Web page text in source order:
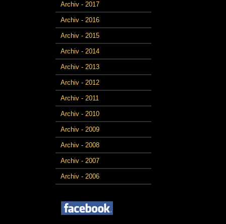
Archiv - 2017
Archiv - 2016
Archiv - 2015
Archiv - 2014
Archiv - 2013
Archiv - 2012
Archiv - 2011
Archiv - 2010
Archiv - 2009
Archiv - 2008
Archiv - 2007
Archiv - 2006